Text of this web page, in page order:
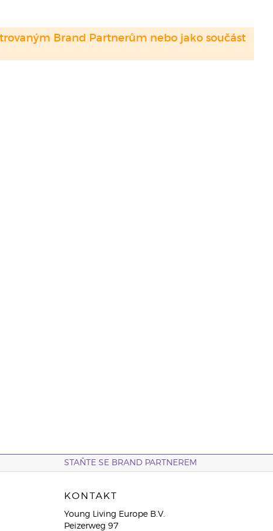
Brand Partnerům nebo jako součást
STAŇTE SE BRAND PARTNEREM
KONTAKT
Young Living Europe B.V.
Peizerweg 97